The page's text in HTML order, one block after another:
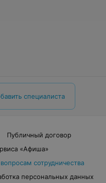
специалиста
Публичный договор
«Афиша»
сотрудничества
персональных данных